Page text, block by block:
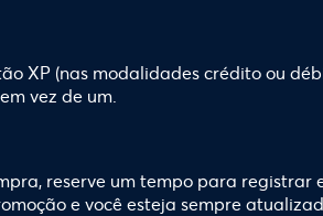
XP (nas modalidades crédito ou
vez de um.
reserve um tempo para registrar
e você esteja sempre